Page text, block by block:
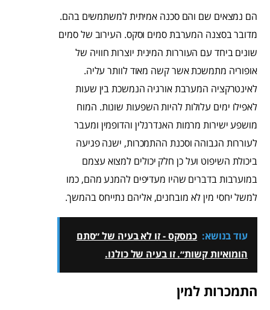
הם נמצאים שם והם סכנה אמיתית למשתמשים בהם.
מדובר בסצנה המערבת סמים וסקס. העירוב של סמים
שונים ביחד עם העוררות המינית יוצרות חוויה של
אופוריה מתמשכת אשר קשה מאוד לוותר עליה.
לאינטרקציה המערבת אורגיה הנמשכת בין שעות
לאפילו ימים עלולות להיות השפעות שונות. המוח
מושפע ישירות מרמות האנדרנלין והדופמין ומעבר
לעוררות הגבוהה וסכנת ההתמכרות, ישנה פגיעה
ביכולת השיפוט ועל כן חלק יכולים למצוא עצמם
במוערבות בדברים שהיו מעדיפים להמנע מהם, כמו
למשל יחסי מין לא מובחנים, אליהם נתייחס בהמשך.
עוד בנושא: כמסקס - זו לא בעיה של ״סתם
הומואיות קשות״. זו בעיה של כולנו.
התמכרות למין